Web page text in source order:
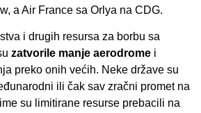
a Air France sa Orlya na CDG.
i drugih resursa za borbu sa
zatvorile manje aerodrome i
preko onih većih. Neke države su
ili čak sav zračni promet na
su limitirane resurse prebacili na